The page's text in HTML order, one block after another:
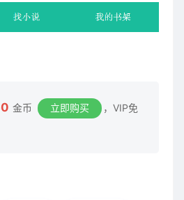
金币 立即购买
，VIP免